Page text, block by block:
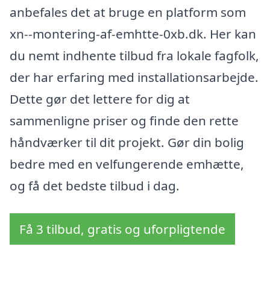
anbefales det at bruge en platform som
xn--montering-af-emhtte-0xb.dk. Her kan
du nemt indhente tilbud fra lokale fagfolk,
der har erfaring med installationsarbejde.
Dette gør det lettere for dig at
sammenligne priser og finde den rette
håndværker til dit projekt. Gør din bolig
bedre med en velfungerende emhætte,
og få det bedste tilbud i dag.
Få 3 tilbud, gratis og uforpligtende